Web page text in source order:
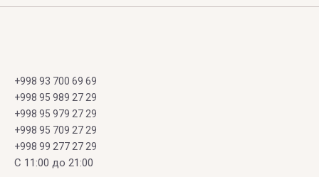
+998 93 700 69 69
+998 95 989 27 29
+998 95 979 27 29
+998 95 709 27 29
+998 99 277 27 29
C 11:00 до 21:00